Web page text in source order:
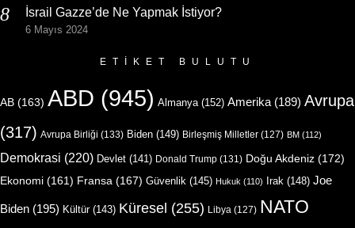
İsrail Gazze’de Ne Yapmak İstiyor?
6 Mayıs 2024
ETIKET BULUTU
AB (163) ABD (945) Almanya(152) Amerika (189) Avrupa
(317) Avrupa Birliği (133) Biden (149) Birleşmiş Milletler (127) BM (112)
Demokrasi (220) Devlet (141) Donald Trump (131) Doğu Akdeniz (172)
Ekonomi (161) Fransa (167) Güvenlik (145) Hukuk (110) Irak (148) Joe
Biden (195) Kültür(143) Küresel (255) Libya (127) NATO